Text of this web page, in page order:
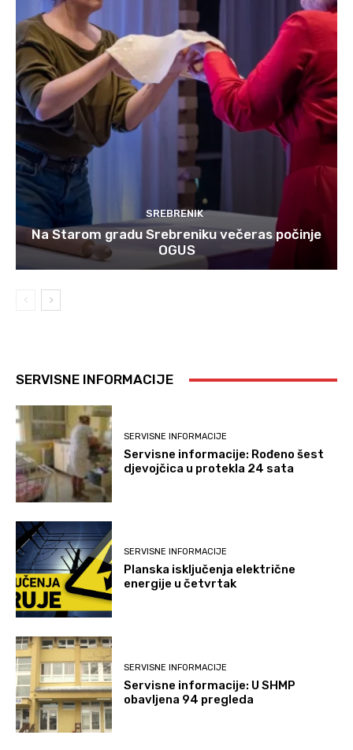
SREBRENIK
Na Starom gradu Srebreniku večeras počinje
OGUS
SERVISNE INFORMACIJE
SERVISNE INFORMACIJE
Servisne informacije: Rođeno šest
djevojčica u protekla 24 sata
SERVISNE INFORMACIJE
Planska isključenja električne
energije u četvrtak
SERVISNE INFORMACIJE
Servisne informacije: U SHMP
obavljena 94 pregleda